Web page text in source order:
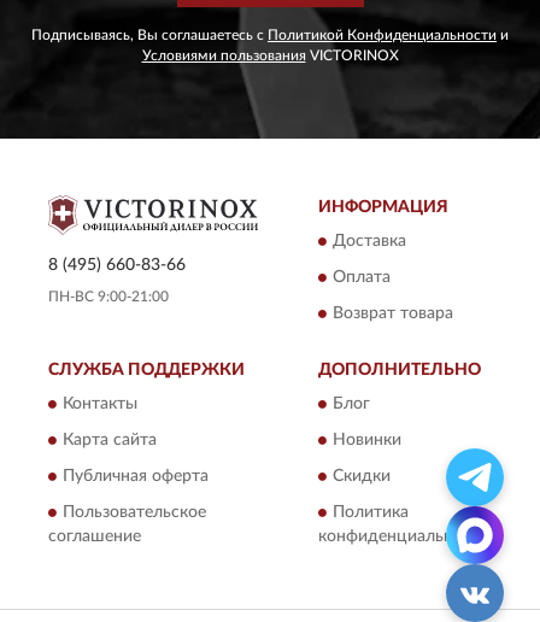
Подписываясь, Вы соглашаетесь с Политикой Конфиденциальности и
Условиями пользованияVICTORINOX
8 (495) 660-83-66
ПН-ВС 9:00-21:00
ИНФОРМАЦИЯ
Доставка
Оплата
Возврат товара
СЛУЖБА ПОДДЕРЖКИ
Контакты
Карта сайта
Публичная оферта
Пользовательское
соглашение
ДОПОЛНИТЕЛЬНО
Блог
Новинки
Скидки
Политика
конфиденциальности